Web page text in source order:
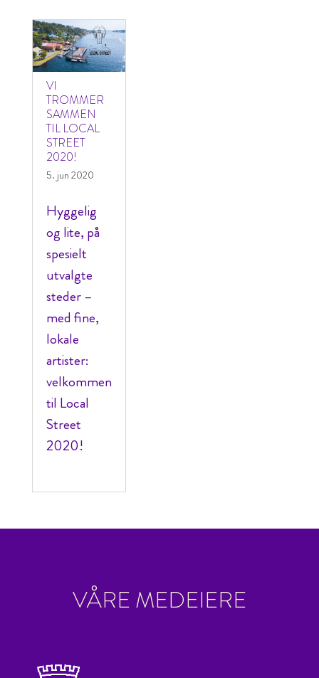
VI
TROMMER
SAMMEN
TIL LOCAL
STREET
2020!
5. jun 2020
Hyggelig
og lite, på
spesielt
utvalgte
steder –
med fine,
lokale
artister:
velkommen
til Local
Street
2020!
VÅRE MEDEIERE